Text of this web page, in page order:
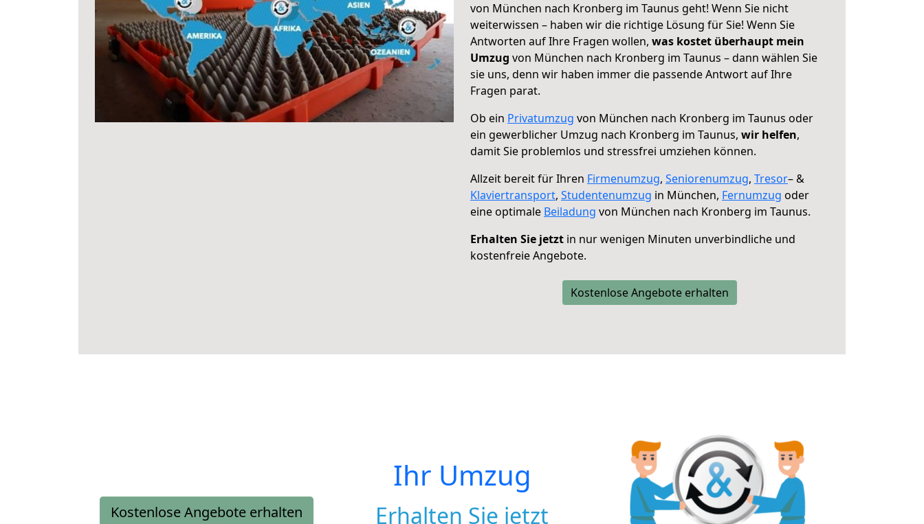
von München nach Kronberg im Taunus geht! Wenn Sie nicht
weiterwissen – haben wir die richtige Lösung für Sie! Wenn Sie
Antworten auf Ihre Fragen wollen, was kostet überhaupt mein
Umzug von München nach Kronberg im Taunus – dann wählen Sie
sie uns, denn wir haben immer die passende Antwort auf Ihre
Fragen parat.
Ob ein Privatumzug von München nach Kronberg im Taunus oder
ein gewerblicher Umzug nach Kronberg im Taunus, wir helfen,
damit Sie problemlos und stressfrei umziehen können.
Allzeit bereit für Ihren Firmenumzug, Seniorenumzug, Tresor– &
Klaviertransport, Studentenumzug in München, Fernumzug oder
eine optimale Beiladung von München nach Kronberg im Taunus.
Erhalten Sie jetzt in nur wenigen Minuten unverbindliche und
kostenfreie Angebote.
Kostenlose Angebote erhalten
Kostenlose Angebote erhalten
Ihr Umzug
Erhalten Sie jetzt